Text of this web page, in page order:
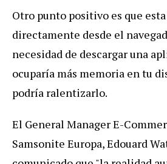
Otro punto positivo es que
directamente desde el
necesidad de descargar una
ocuparía más memoria en tu
podría ralentizarlo.
El General Manager E-
Samsonite Europa, Edouard